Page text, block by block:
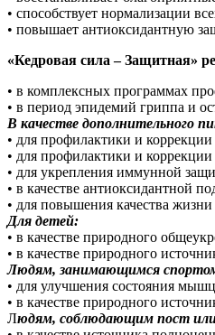
• способствует нормализации
• повышает антиоксидантную
«Кедровая сила – Защитная»
• в комплексных программах
• в период эпидемий гриппа и
В качестве дополнительного
• для профилактики и
• для профилактики и
• для укрепления иммунной
• в качестве антиоксидантной
• для повышения качества
Для детей:
• в качестве природного
• в качестве природного
Людям, занимающимся
• для улучшения состояния
• в качестве природного
Людям, соблюдающим пост